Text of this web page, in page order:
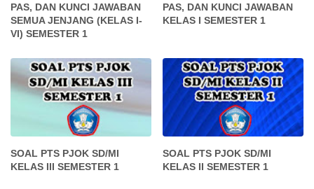
PAS, DAN KUNCI JAWABAN
SEMUA JENJANG (KELAS I-
VI) SEMESTER 1
PAS, DAN KUNCI JAWABAN
KELAS I SEMESTER 1
SOAL PTS PJOK SD/MI
KELAS III SEMESTER 1
SOAL PTS PJOK SD/MI
KELAS II SEMESTER 1